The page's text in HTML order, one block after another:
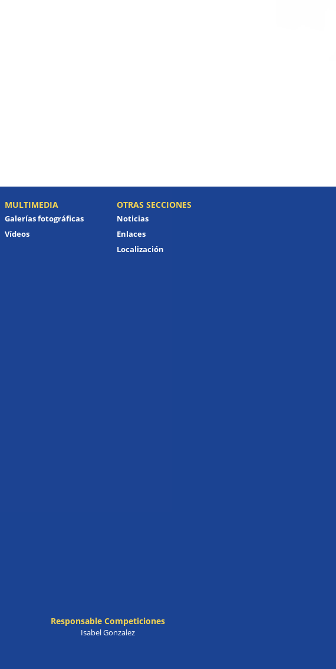
MULTIMEDIA
Galerías fotográficas
Vídeos
OTRAS SECCIONES
Noticias
Enlaces
Localización
Responsable Competiciones
Isabel Gonzalez